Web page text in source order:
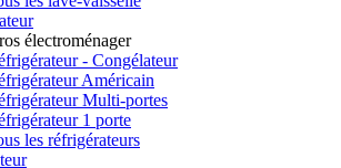
électroménager
- Congélateur
Américain
Multi-portes
1 porte
les réfrigérateurs